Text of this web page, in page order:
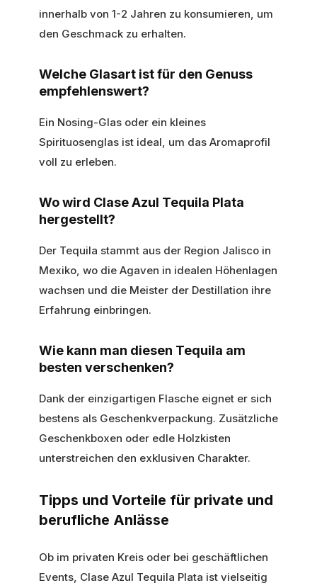
innerhalb von 1-2 Jahren zu konsumieren, um
den Geschmack zu erhalten.
Welche Glasart ist für den Genuss
empfehlenswert?
Ein Nosing-Glas oder ein kleines
Spirituosenglas ist ideal, um das Aromaprofil
voll zu erleben.
Wo wird Clase Azul Tequila Plata
hergestellt?
Der Tequila stammt aus der Region Jalisco in
Mexiko, wo die Agaven in idealen Höhenlagen
wachsen und die Meister der Destillation ihre
Erfahrung einbringen.
Wie kann man diesen Tequila am
besten verschenken?
Dank der einzigartigen Flasche eignet er sich
bestens als Geschenkverpackung. Zusätzliche
Geschenkboxen oder edle Holzkisten
unterstreichen den exklusiven Charakter.
Tipps und Vorteile für private und
berufliche Anlässe
Ob im privaten Kreis oder bei geschäftlichen
Events, Clase Azul Tequila Plata ist vielseitig